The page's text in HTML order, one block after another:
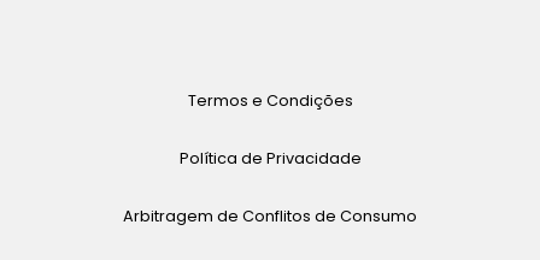
Termos e Condições
Política de Privacidade
Arbitragem de Conflitos de Consumo